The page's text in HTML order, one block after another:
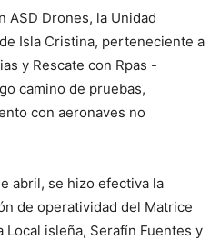
ASD Drones, la Unidad
Isla Cristina, perteneciente a
y Rescate con Rpas -
camino de pruebas,
con aeronaves no
abril, se hizo efectiva la
de operatividad del Matrice
Local isleña, Serafín Fuentes y